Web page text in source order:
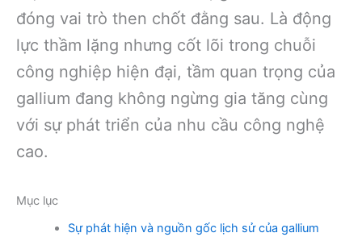
đóng vai trò then chốt đằng sau. Là động
lực thầm lặng nhưng cốt lõi trong chuỗi
công nghiệp hiện đại, tầm quan trọng của
gallium đang không ngừng gia tăng cùng
với sự phát triển của nhu cầu công nghệ
cao.
Mục lục
Sự phát hiện và nguồn gốc lịch sử của gallium